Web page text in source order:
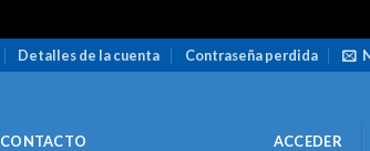
Detalles de la cuenta Contraseña perdida
CONTACTO ACCEDER